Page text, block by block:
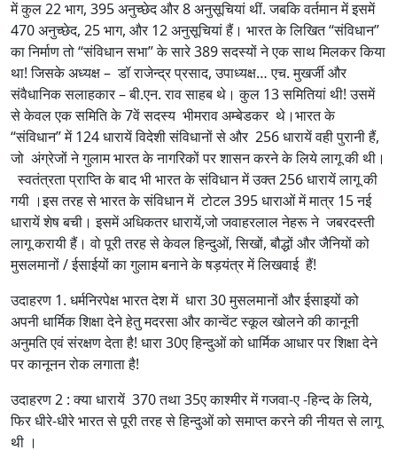
में कुल 22 भाग, 395 अनुच्छेद और 8 अनुसूचियां थीं. जबकि वर्तमान में इसमें
470 अनुच्छेद, 25 भाग, और 12 अनुसूचियां हैं। भारत के लिखित “संविधान”
का निर्माण तो “संविधान सभा” के सारे 389 सदस्यों ने एक साथ मिलकर किया
था! जिसके अध्यक्ष – डॉ राजेन्द्र प्रसाद, उपाध्यक्ष… एच. मुखर्जी और
संवैधानिक सलाहकार – बी.एन. राव साहब थे। कुल 13 समितियां थी! उसमें
से केवल एक समिति के 7वें सदस्य भीमराव अम्बेडकर थे।भारत के
“संविधान” में 124 धारायें विदेशी संविधानों से और 256 धारायें वही पुरानी हैं,
जो अंग्रेजों ने गुलाम भारत के नागरिकों पर शासन करने के लिये लागू की थी।
स्वतंत्रता प्राप्ति के बाद भी भारत के संविधान में उक्त 256 धारायें लागू की
गयी ।इस तरह से भारत के संविधान में टोटल 395 धाराओं में मात्र 15 नई
धारायें शेष बची। इसमें अधिकतर धारायें,जो जवाहरलाल नेहरू ने जबरदस्ती
लागू करायी हैं। वो पूरी तरह से केवल हिन्दुओं, सिखों, बौद्धों और जैनियों को
मुसलमानों / ईसाईयों का गुलाम बनाने के षड़यंत्र में लिखवाई हैं!
उदाहरण 1. धर्मनिरपेक्ष भारत देश में धारा 30 मुसलमानों और ईसाइयों को
अपनी धार्मिक शिक्षा देने हेतु मदरसा और कान्वेंट स्कूल खोलने की कानूनी
अनुमति एवं संरक्षण देता है! धारा 30ए हिन्दुओं को धार्मिक आधार पर शिक्षा देने
पर कानूनन रोक लगाता है!
उदाहरण 2 : क्या धारायें 370 तथा 35ए काश्मीर में गजवा-ए -हिन्द के लिये,
फिर धीरे-धीरे भारत से पूरी तरह से हिन्दुओं को समाप्त करने की नीयत से लागू
थी ।